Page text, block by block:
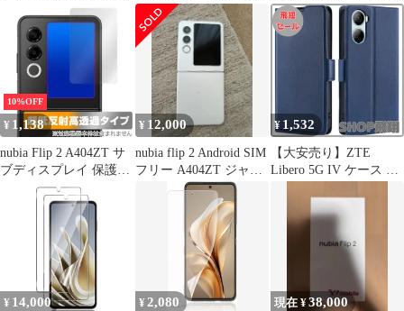
スマホケース ランヤー
ド付き
手帳型ケース スマホケ
ース カバー 手帳型 PU
レザー カード収納 財布
型 耐衝撃 ケース マグ
ネット スタンド機能付
き 5色(適用 nubia s2
a504zt ケース手帳型)
(グリーン)
本体
10%OFF
¥ 1,138
nubia Flip 2 A404ZT サ
ブディスプレイ 保護フ
ィルム OverLay Plus
Premium for ヌビア フ
リップ ツー アンチグレ
ア 高透過 指紋防止
¥ 12,000
nubia flip 2 Android SIM
フリー A404ZT ジャン
¥ 1,532
【大安売り】ZTE
Libero 5G IV ケース 手
A302ZT ケース ZTE
nubia Ivy 手帳ケース
libero5g4 カバー ヌビア
アイヴィー Z6561J スマ
ホケース リベロ5G4 携
帯カバー 適用
¥ 14,000 ¥2,080 現在 ¥38,000